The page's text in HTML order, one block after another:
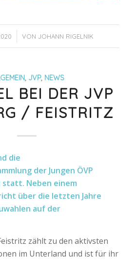
VON JOHANN RIGELNIK
, JVP, NEWS
BEI DER JVP
/ FEISTRITZ
die
der Jungen ÖVP
Neben einem
über die letzten Jahre
auf der
zählt zu den aktivsten
im Unterland und ist für ihr